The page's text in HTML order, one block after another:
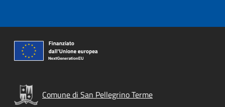
Comune di San Pellegrino Terme